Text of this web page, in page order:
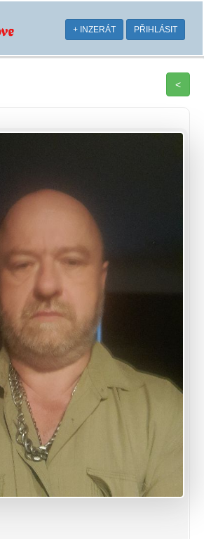
+ INZERÁT PŘIHLÁSIT
<